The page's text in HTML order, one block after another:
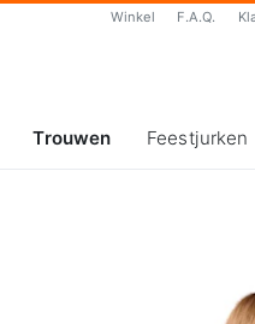
Winkel F.A.Q.
Trouwen Feestjurken